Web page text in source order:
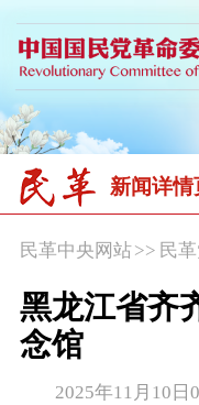
新闻详情
民革中央网站>> 民
黑龙江省齐
念馆
2025年11月10日